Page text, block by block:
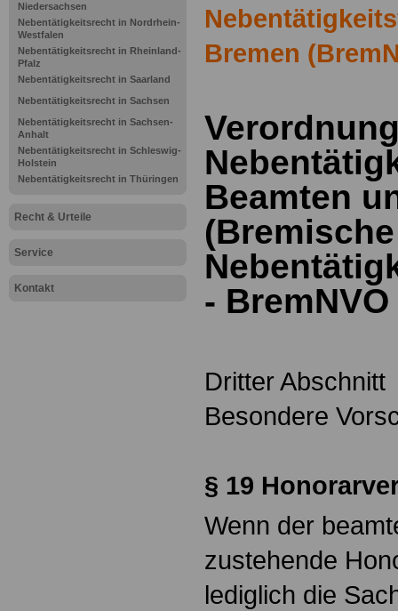
Niedersachsen
Nebentätigkeitsrecht in Nordrhein-
Westfalen
Nebentätigkeitsrecht in Rheinland-
Pfalz
Nebentätigkeitsrecht in Saarland
Nebentätigkeitsrecht in Sachsen
Nebentätigkeitsrecht in Sachsen-
Anhalt
Nebentätigkeitsrecht in Schleswig-
Holstein
Nebentätigkeitsrecht in Thüringen
Recht & Urteile
Service
Kontakt
Bremen
Beamten
(Bremische
- BremNVO
Dritter Abschnitt
Besondere
§ 19
Wenn der
zustehende
lediglich die